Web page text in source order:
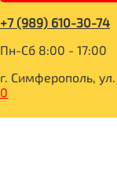
+7 (989) 610-30-74
Пн-Сб 8:00 - 17:00
г. Симферополь,
0
КАЗЕИН
ИММУНИТЕТ
ПРОБИОТИК
ИЗОЛЯТ
МАГНЕЗИУМ